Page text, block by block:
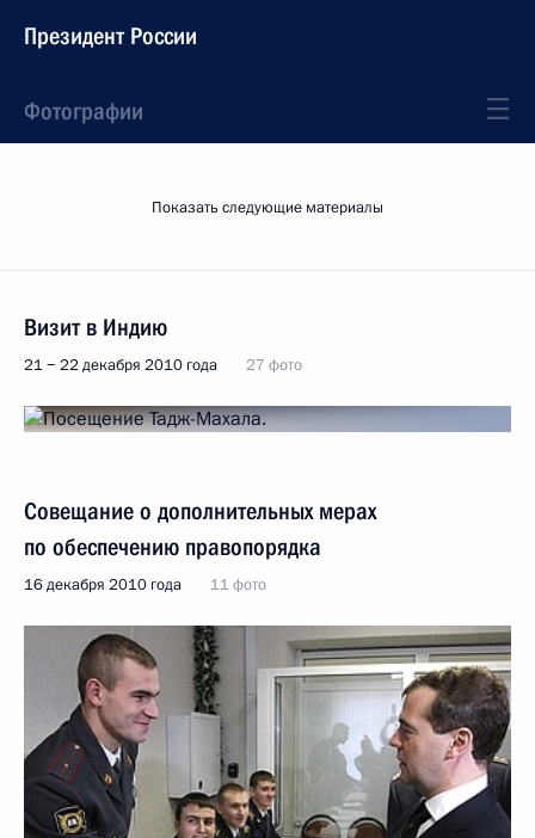
Президент России
Фотографии
Показать следующие материалы
Визит в Индию
21 − 22 декабря 2010 года 27 фото
Совещание о дополнительных мерах
по обеспечению правопорядка
16 декабря 2010 года 11 фото